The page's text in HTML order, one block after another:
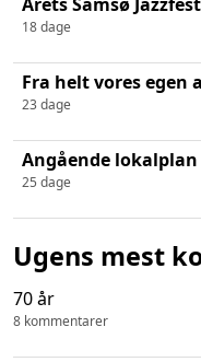
18 dage
Fra helt vores egen
23 dage
Angående lokalplan
25 dage
Ugens mest
70 år
8 kommentarer